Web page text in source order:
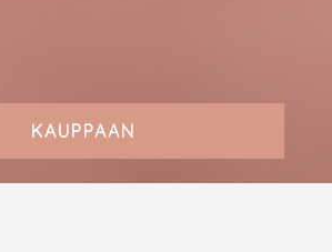
KAUPPAAN